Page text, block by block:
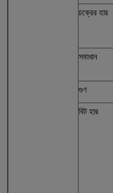
চক্রের হার
সমাধান
গুণ
বিট হার